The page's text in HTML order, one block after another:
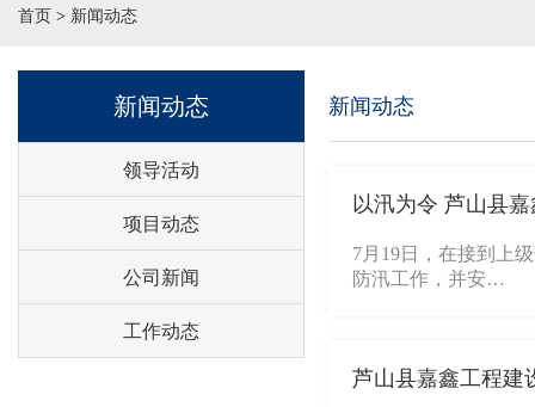
首页 > 新闻动态
新闻动态
领导活动
项目动态
公司新闻
工作动态
新闻动态
以汛为令 芦山县
7月19日，在接到上
防汛工作，并安…
芦山县嘉鑫工程建